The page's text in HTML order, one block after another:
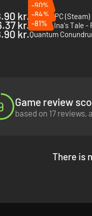
retning, fyldt med
kr.
-90%
Skully - PC (Steam)
kr.
-84%
Aspire: Ina's Tale -
kr.
-81%
Quantum
Game review
based on 17
There is